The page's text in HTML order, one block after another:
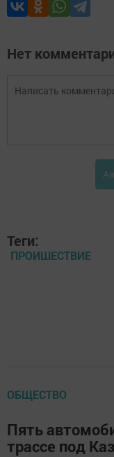
Нет
Теги:
ПРОИШЕСТВИЕ
ОБЩЕСТВО
Пять
трассе под